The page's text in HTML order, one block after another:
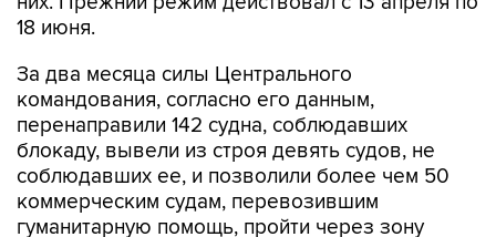
За два месяца силы Центрального
перенаправили 142 судна, соблюдавших
блокаду, вывели из строя девять судов, не
соблюдавших ее, и позволили более чем 50
коммерческим судам, перевозившим
гуманитарную помощь, пройти через зону
блокады.